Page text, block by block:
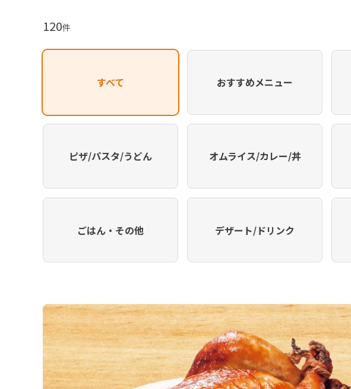
120件
すべて おすすめメニュー
ピザ/パスタ/うどん オムライス/カレー/丼
ごはん・その他 デザート/ドリンク